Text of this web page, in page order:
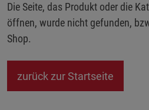
Die Seite, das Produkt oder die
öffnen, wurde nicht gefunden,
Shop.
zurück zur Startseite